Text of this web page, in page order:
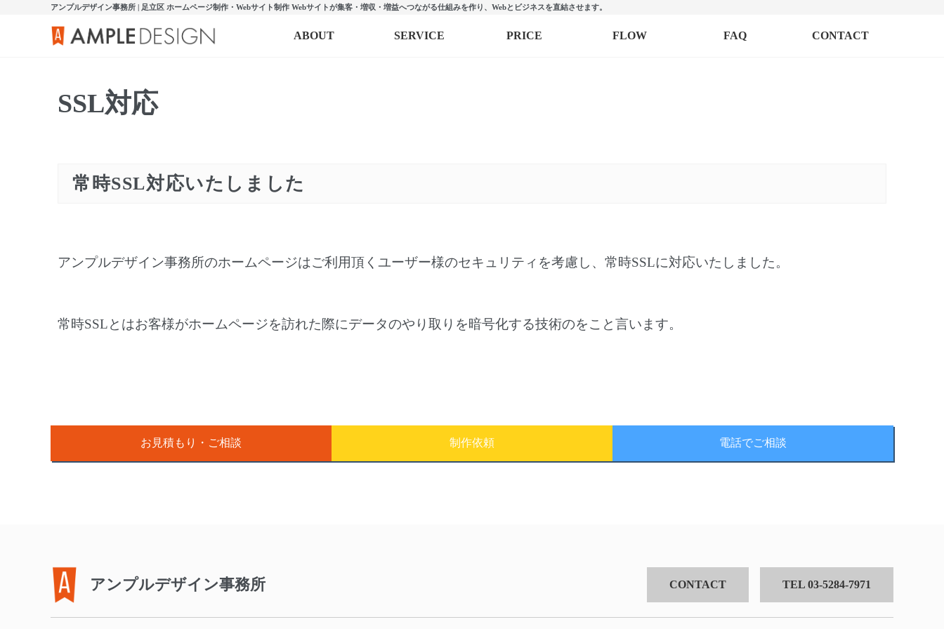
アンプルデザイン事務所 | 足立区 ホームページ制作・Webサイト制作 Webサイトが集客・増収・増益へつながる仕組みを作り、Webとビジネスを直結させます。
ABOUT SERVICE PRICE FLOW FAQ CONTACT
SSL対応
常時SSL対応いたしました
アンプルデザイン事務所のホームページはご利用頂くユーザー様のセキュリティを考慮し、常時SSLに対応いたしました。
常時SSLとはお客様がホームページを訪れた際にデータのやり取りを暗号化する技術のをこと言います。
お見積もり・ご相談 制作依頼 電話でご相談
アンプルデザイン事務所 CONTACT TEL 03-5284-7971